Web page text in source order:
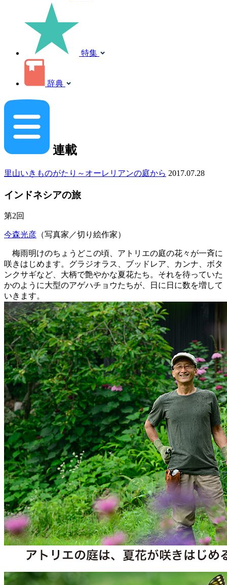
特集
辞典
連載
里山いきものがたり～オーレリアンの庭から 2017.07.28
インドネシアの旅
第2回
今森光彦 （写真家／切り絵作家）
梅雨明けのちょうどこの頃、アトリエの庭の花々が一斉に
咲きはじめます。グラジオラス、ブッドレア、カンナ、ボタ
ンクサギなど、大柄で艶やかな夏花たち。それを待っていた
かのように大型のアゲハチョウたちが、日に日に数を増して
いきます。